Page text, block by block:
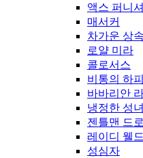
액스 퍼니셔
매서커
차가운 상
로얄 미라
콜로서스
비통의 하
바바리안
냉정한 성녀
젠틀맨 드
레이디 웰
성심자